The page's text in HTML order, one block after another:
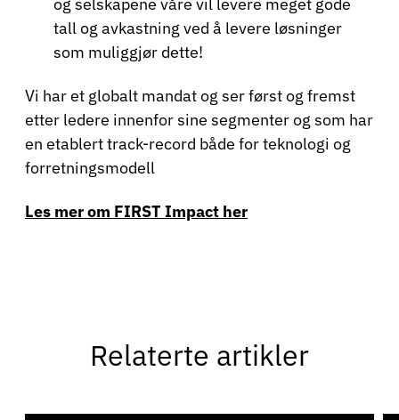
tall og avkastning ved å levere løsninger
som muliggjør dette!
Vi har et globalt mandat og ser først og fremst
etter ledere innenfor sine segmenter og som har
en etablert track-record både for teknologi og
forretningsmodell
Les mer om FIRST Impact her
Relaterte artikler